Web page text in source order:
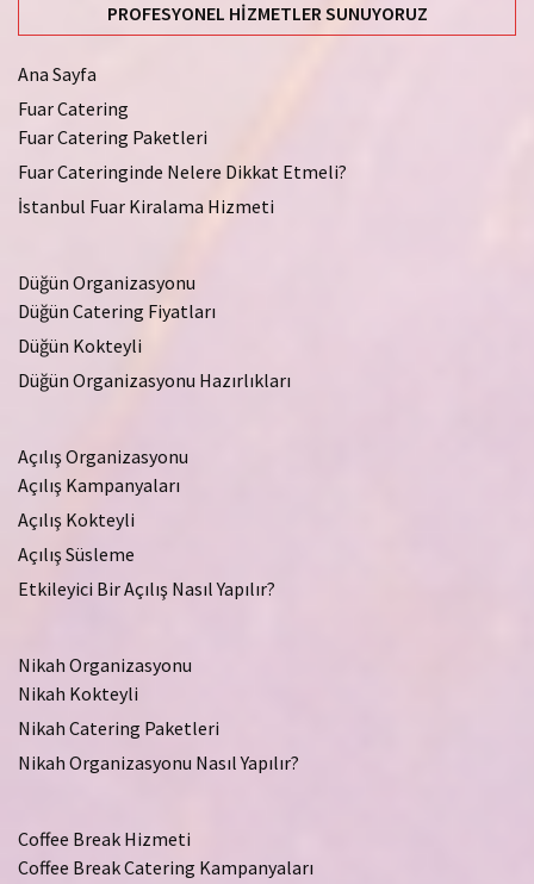
PROFESYONEL HIZMETLER SUNUYORUZ
Ana Sayfa
Fuar Catering
Fuar Catering Paketleri
Fuar Cateringinde Nelere Dikkat Etmeli?
İstanbul Fuar Kiralama Hizmeti
Düğün Organizasyonu
Düğün Catering Fiyatları
Düğün Kokteyli
Düğün Organizasyonu Hazırlıkları
Açılış Organizasyonu
Açılış Kampanyaları
Açılış Kokteyli
Açılış Süsleme
Etkileyici Bir Açılış Nasıl Yapılır?
Nikah Organizasyonu
Nikah Kokteyli
Nikah Catering Paketleri
Nikah Organizasyonu Nasıl Yapılır?
Coffee Break Hizmeti
Coffee Break Catering Kampanyaları